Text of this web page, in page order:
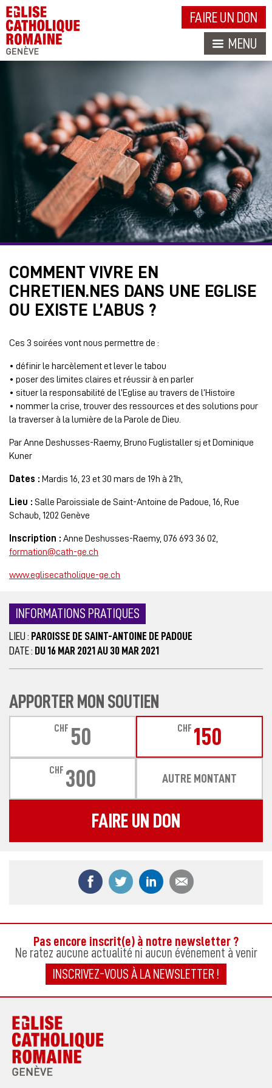
FAIRE UN DON
MENU
COMMENT VIVRE EN
CHRETIEN.NES DANS UNE EGLISE
OU EXISTE L’ABUS ?
Ces 3 soirées vont nous permettre de :
• définir le harcèlement et lever le tabou
• poser des limites claires et réussir à en parler
• situer la responsabilité de l’Eglise au travers de l’Histoire
• nommer la crise, trouver des ressources et des solutions pour
la traverser à la lumière de la Parole de Dieu.
Par Anne Deshusses-Raemy, Bruno Fuglistaller sj et Dominique
Kuner
Dates : Mardis 16, 23 et 30 mars de 19h à 21h,
Lieu : Salle Paroissiale de Saint-Antoine de Padoue, 16, Rue
Schaub, 1202 Genève
Inscription : Anne Deshusses-Raemy, 076 693 36 02,
formation@cath-ge.ch
www.eglisecatholique-ge.ch
INFORMATIONS PRATIQUES
LIEU : PAROISSE DE SAINT-ANTOINE DE PADOUE
DATE : DU 16 MAR 2021 AU 30 MAR 2021
APPORTER MON SOUTIEN
CHF 50 CHF 150
CHF 300 AUTRE MONTANT
FAIRE UN DON
Partager ce contenu sur Facebook
Partager ce contenu sur Twitter
Partager ce contenu
Pas encore inscrit(e) à notre newsletter ?
Ne ratez aucune actualité ni aucun événement à venir
INSCRIVEZ-VOUS À LA NEWSLETTER !